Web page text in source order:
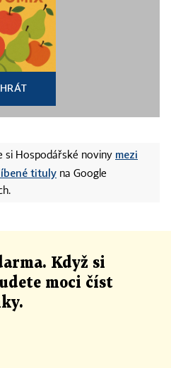
HRÁT
si Hospodářské noviny mezi
tituly na Google
Když si
moci číst
.